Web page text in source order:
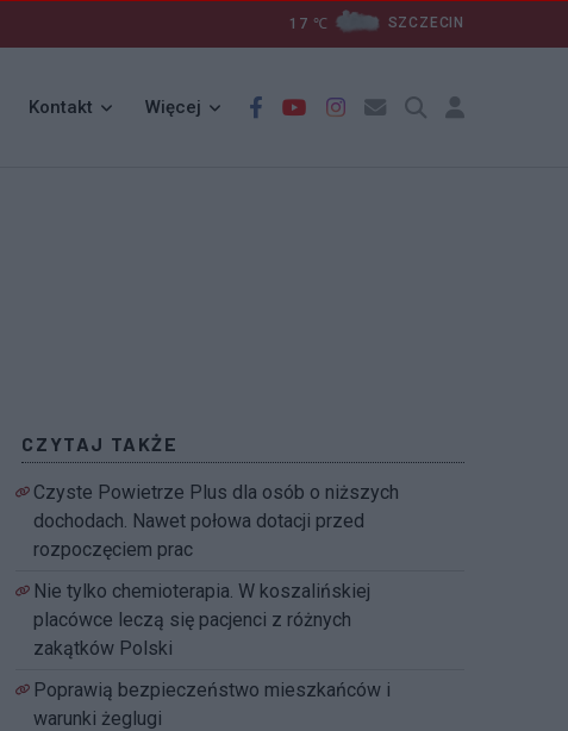
17 ℃ SZCZECIN
Kontakt Więcej
CZYTAJ TAKŻE
Czyste Powietrze Plus dla osób o niższych
dochodach. Nawet połowa dotacji przed
rozpoczęciem prac
Nie tylko chemioterapia. W koszalińskiej
placówce leczą się pacjenci z różnych
zakątków Polski
Poprawią bezpieczeństwo mieszkańców i
warunki żeglugi